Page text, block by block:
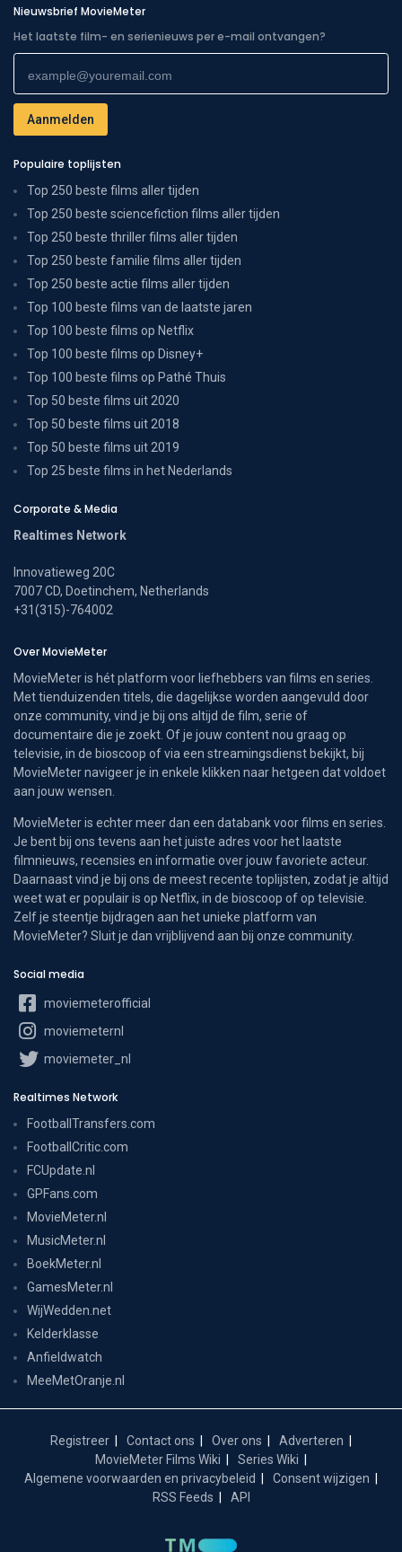
Nieuwsbrief MovieMeter
Het laatste film- en serienieuws per e-mail ontvangen?
Populaire toplijsten
Top 250 beste films aller tijden
Top 250 beste sciencefiction films aller tijden
Top 250 beste thriller films aller tijden
Top 250 beste familie films aller tijden
Top 250 beste actie films aller tijden
Top 100 beste films van de laatste jaren
Top 100 beste films op Netflix
Top 100 beste films op Disney+
Top 100 beste films op Pathé Thuis
Top 50 beste films uit 2020
Top 50 beste films uit 2018
Top 50 beste films uit 2019
Top 25 beste films in het Nederlands
Corporate & Media
Realtimes Network
Innovatieweg 20C
7007 CD, Doetinchem, Netherlands
+31(315)-764002
Over MovieMeter
MovieMeter is hét platform voor liefhebbers van films en series.
Met tienduizenden titels, die dagelijkse worden aangevuld door
onze community, vind je bij ons altijd de film, serie of
documentaire die je zoekt. Of je jouw content nou graag op
televisie, in de bioscoop of via een streamingsdienst bekijkt, bij
MovieMeter navigeer je in enkele klikken naar hetgeen dat voldoet
aan jouw wensen.
MovieMeter is echter meer dan een databank voor films en series.
Je bent bij ons tevens aan het juiste adres voor het laatste
filmnieuws, recensies en informatie over jouw favoriete acteur.
Daarnaast vind je bij ons de meest recente toplijsten, zodat je altijd
weet wat er populair is op Netflix, in de bioscoop of op televisie.
Zelf je steentje bijdragen aan het unieke platform van
MovieMeter? Sluit je dan vrijblijvend aan bij onze community.
Social media
moviemeterofficial
moviemeternl
moviemeter_nl
Realtimes Network
FootballTransfers.com
FootballCritic.com
FCUpdate.nl
GPFans.com
MovieMeter.nl
MusicMeter.nl
BoekMeter.nl
GamesMeter.nl
WijWedden.net
Kelderklasse
Anfieldwatch
MeeMetOranje.nl
Registreer Contact ons Over ons
Adverteren
MovieMeter Films Wiki
Series Wiki
Algemene voorwaarden en privacybeleid
Consent wijzigen
RSS Feeds
API